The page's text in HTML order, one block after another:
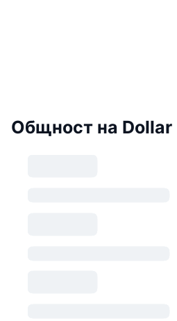
Общност на Dollar